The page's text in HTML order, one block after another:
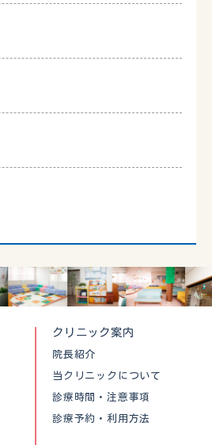
クリニック案内
院長紹介
当クリニックについて
診療時間・注意事項
診療予約・利用方法